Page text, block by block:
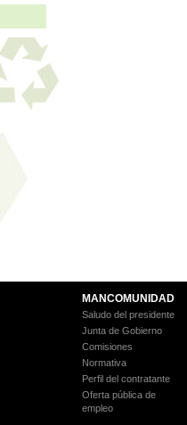
MANCOMUNIDAD
Saludo del presidente
Junta de Gobierno
Comisiones
Normativa
Perfil del contratante
Oferta pública de
empleo